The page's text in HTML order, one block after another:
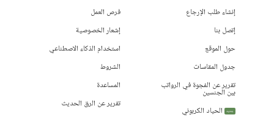
إنشاء طلب الإرجاع
إتصل بنا
حول الموقع
جدول المقاسات
تقرير عن الفجوة في الرواتب
بين الجنسين
جديد الحياد الكربوني
فرص العمل
إشعار الخصوصية
استخدام الذكاء الاصطناعي
الشروط
المساعدة
تقرير عن الرق الحديث